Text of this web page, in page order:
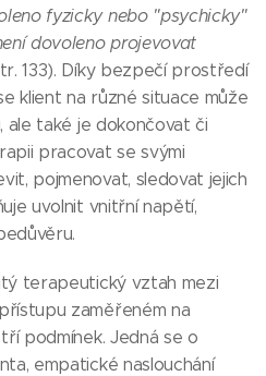
fyzicky nebo "psychicky"
dovoleno projevovat
133). Díky bezpečí prostředí
klient na různé situace může
ale také je dokončovat či
pracovat se svými
pojmenovat, sledovat jejich
uvolnit vnitřní napětí,
terapeutický vztah mezi
zaměřeném na
podmínek. Jedná se o
empatické naslouchání